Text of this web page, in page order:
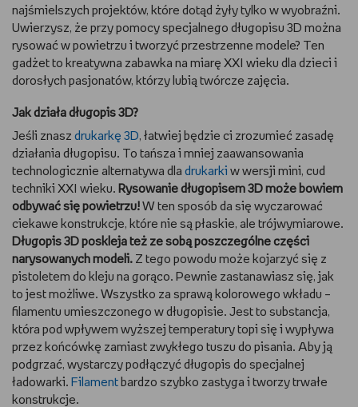
GRAM
RYSUJĘ
PORADNIKI
WYWIADY
WSZYSTKO O LEGO
REDAKCJA
WYDARZENIA
POD PATRONATEM EMPIKU
najśmielszych projektów, które dotąd żyły tylko w wyobraźni.
Uwierzysz, że przy pomocy specjalnego długopisu 3D można
rysować w powietrzu i tworzyć przestrzenne modele? Ten
gadżet to kreatywna zabawka na miarę XXI wieku dla dzieci i
dorosłych pasjonatów, którzy lubią twórcze zajęcia.
Jak działa długopis 3D?
Jeśli znasz drukarkę 3D, łatwiej będzie ci zrozumieć zasadę
działania długopisu. To tańsza i mniej zaawansowania
technologicznie alternatywa dla drukarki w wersji mini, cud
techniki XXI wieku. Rysowanie długopisem 3D może bowiem
odbywać się powietrzu! W ten sposób da się wyczarować
ciekawe konstrukcje, które nie są płaskie, ale trójwymiarowe.
Długopis 3D poskleja też ze sobą poszczególne części
narysowanych modeli. Z tego powodu może kojarzyć się z
pistoletem do kleju na gorąco. Pewnie zastanawiasz się, jak
to jest możliwe. Wszystko za sprawą kolorowego wkładu –
filamentu umieszczonego w długopisie. Jest to substancja,
która pod wpływem wyższej temperatury topi się i wypływa
przez końcówkę zamiast zwykłego tuszu do pisania. Aby ją
podgrzać, wystarczy podłączyć długopis do specjalnej
ładowarki. Filament bardzo szybko zastyga i tworzy trwałe
konstrukcje.